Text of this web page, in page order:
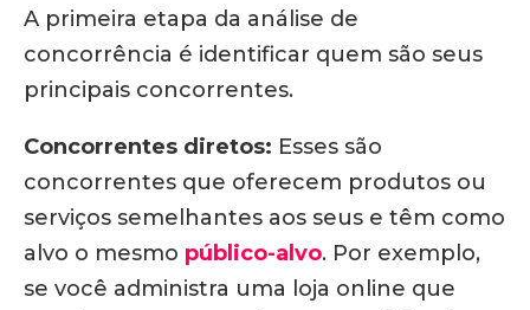
A primeira etapa da análise de
concorrência é identificar quem são seus
principais concorrentes.
Concorrentes diretos: Esses são
concorrentes que oferecem produtos ou
serviços semelhantes aos seus e têm como
alvo o mesmo público-alvo. Por exemplo,
se você administra uma loja online que